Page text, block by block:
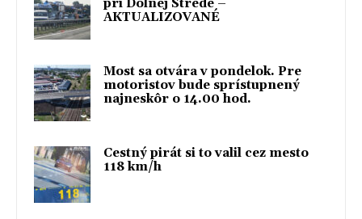
pri Dolnej Strede –
AKTUALIZOVANÉ
Most sa otvára v pondelok. Pre
motoristov bude sprístupnený
najneskôr o 14.00 hod.
Cestný pirát si to valil cez mesto
118 km/h